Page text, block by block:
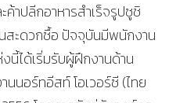
าปลีกอาหารสำเร็จรูปซูชิ
นสะดวกซื้อ ปัจจุบันมีพนักงาน
นี้ได้เริ่มรับผู้ฝึกงานด้าน
นอร์ทอีสท์ โอเวอร์ซี (ไทย